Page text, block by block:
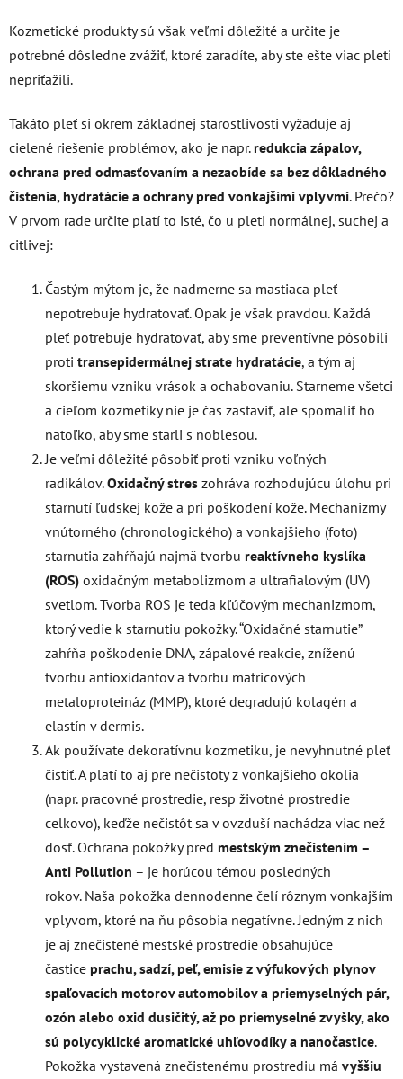
Kozmetické produkty sú však veľmi dôležité a určite je
potrebné dôsledne zvážiť, ktoré zaradíte, aby ste ešte viac pleti
nepriťažili.
Takáto pleť si okrem základnej starostlivosti vyžaduje aj
cielené riešenie problémov, ako je napr. redukcia zápalov,
ochrana pred odmasťovaním a nezaobíde sa bez dôkladného
čistenia, hydratácie a ochrany pred vonkajšími vplyvmi. Prečo?
V prvom rade určite platí to isté, čo u pleti normálnej, suchej a
citlivej:
Častým mýtom je, že nadmerne sa mastiaca pleť
nepotrebuje hydratovať. Opak je však pravdou. Každá
pleť potrebuje hydratovať, aby sme preventívne pôsobili
proti transepidermálnej strate hydratácie, a tým aj
skoršiemu vzniku vrások a ochabovaniu. Starneme všetci
a cieľom kozmetiky nie je čas zastaviť, ale spomaliť ho
natoľko, aby sme starli s noblesou.
Je veľmi dôležité pôsobiť proti vzniku voľných
radikálov.Oxidačný stres zohráva rozhodujúcu úlohu pri
starnutí ľudskej kože a pri poškodení kože. Mechanizmy
vnútorného (chronologického) a vonkajšieho (foto)
starnutia zahŕňajú najmä tvorbu reaktívneho kyslíka
(ROS) oxidačným metabolizmom a ultrafialovým (UV)
svetlom. Tvorba ROS je teda kľúčovým mechanizmom,
ktorý vedie k starnutiu pokožky. “Oxidačné starnutie”
zahŕňa poškodenie DNA, zápalové reakcie, zníženú
tvorbu antioxidantov a tvorbu matricových
metaloproteináz (MMP), ktoré degradujú kolagén a
elastín v dermis.
Ak používate dekoratívnu kozmetiku, je nevyhnutné pleť
čistiť. A platí to aj pre nečistoty z vonkajšieho okolia
(napr. pracovné prostredie, resp životné prostredie
celkovo), keďže nečistôt sa v ovzduší nachádza viac než
dosť. Ochrana pokožky pred mestským znečistením –
Anti Pollution – je horúcou témou posledných
rokov. Naša pokožka dennodenne čelí rôznym vonkajším
vplyvom, ktoré na ňu pôsobia negatívne. Jedným z nich
je aj znečistené mestské prostredie obsahujúce
častice prachu, sadzí, peľ, emisie z výfukových plynov
spaľovacích motorov automobilov a priemyselných pár,
ozón alebo oxid dusičitý, až po priemyselné zvyšky, ako
sú polycyklické aromatické uhľovodíky a nanočastice.
Pokožka vystavená znečistenému prostrediu má vyššiu